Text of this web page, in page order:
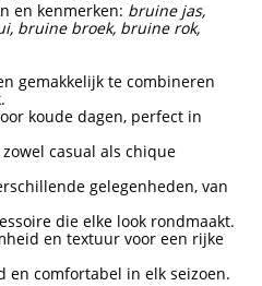
en kenmerken: bruine jas,
bruine broek, bruine rok,
gemakkelijk te combineren
koude dagen, perfect in
casual als chique
gelegenheden, van
die elke look rondmaakt.
en textuur voor een rijke
en comfortabel in elk seizoen.